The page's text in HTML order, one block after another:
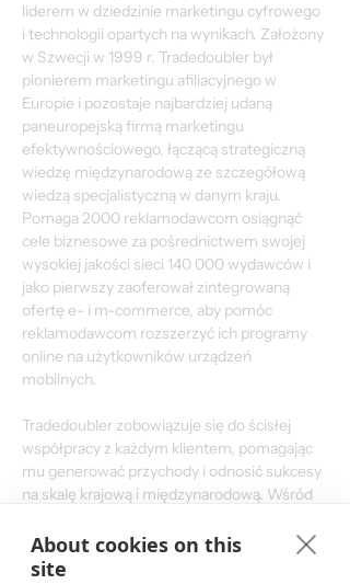
liderem w dziedzinie marketingu cyfrowego
i technologii opartych na wynikach. Założony
w Szwecji w 1999 r. Tradedoubler był
pionierem marketingu afiliacyjnego w
Europie i pozostaje najbardziej udaną
paneuropejską firmą marketingu
efektywnościowego, łączącą strategiczną
wiedzę międzynarodową ze szczegółową
wiedzą specjalistyczną w danym kraju.
Pomaga 2000 reklamodawcom osiągnąć
cele biznesowe za pośrednictwem swojej
wysokiej jakości sieci 140 000 wydawców i
jako pierwszy zaoferował zintegrowaną
ofertę e- i m-commerce, aby pomóc
reklamodawcom rozszerzyć ich programy
online na użytkowników urządzeń
mobilnych.
Tradedoubler zobowiązuje się do ścisłej
współpracy z każdym klientem, pomagając
mu generować przychody i odnosić sukcesy
na skalę krajową i międzynarodową. Wśród
American Express, ClubMed, Disney,
Expedia i CDON. Akcje są notowane na
About cookies on this
site